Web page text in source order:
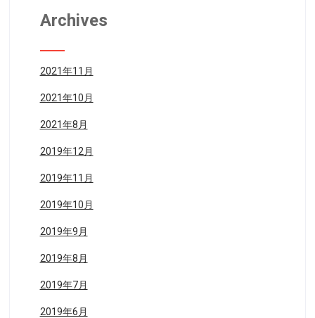
Archives
2021年11月
2021年10月
2021年8月
2019年12月
2019年11月
2019年10月
2019年9月
2019年8月
2019年7月
2019年6月